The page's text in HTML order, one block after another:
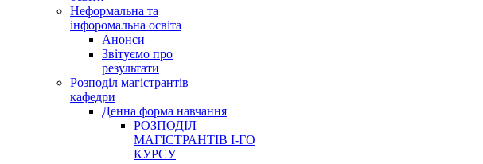
Неформальна та
інфоромальна освіта
Анонси
Звітуємо про
результати
Розподіл магістрантів
кафедри
Денна форма навчання
РОЗПОДІЛ
МАГІСТРАНТІВ І-ГО
КУРСУ